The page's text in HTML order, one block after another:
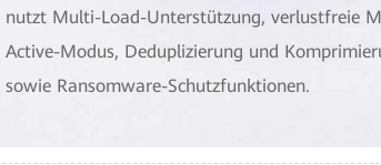
nutzt Multi-Load-Unterstützung, verlustfreie
Active-Modus, Deduplizierung und
sowie Ransomware-Schutzfunktionen.